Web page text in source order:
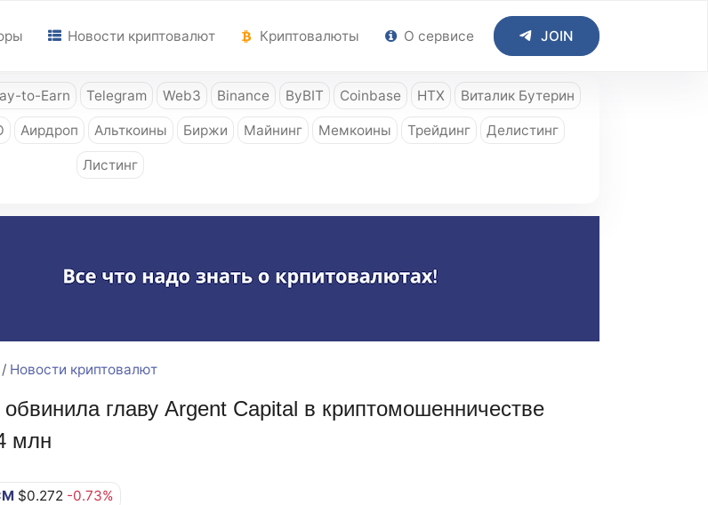
Новости криптовалют Криптовалюты О сервисе JOIN
to-Earn Telegram Web3 Binance ByBIT Coinbase HTX Виталик Бутерин
Аирдроп Альткоины Биржи Майнинг Мемкоины Трейдинг Делистинг
Листинг
/ Новости криптовалют
главу Argent Capital в криптомошенничестве
млн
$0.272 -0.73%